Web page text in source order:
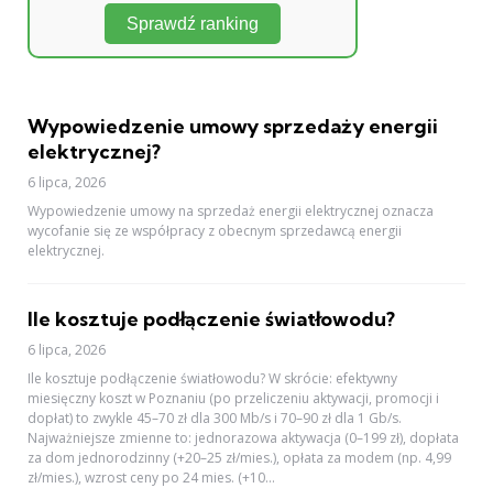
Sprawdź ranking
Wypowiedzenie umowy sprzedaży energii
elektrycznej?
6 lipca, 2026
Wypowiedzenie umowy na sprzedaż energii elektrycznej oznacza
wycofanie się ze współpracy z obecnym sprzedawcą energii
elektrycznej.
Ile kosztuje podłączenie światłowodu?
6 lipca, 2026
Ile kosztuje podłączenie światłowodu? W skrócie: efektywny
miesięczny koszt w Poznaniu (po przeliczeniu aktywacji, promocji i
dopłat) to zwykle 45–70 zł dla 300 Mb/s i 70–90 zł dla 1 Gb/s.
Najważniejsze zmienne to: jednorazowa aktywacja (0–199 zł), dopłata
za dom jednorodzinny (+20–25 zł/mies.), opłata za modem (np. 4,99
zł/mies.), wzrost ceny po 24 mies. (+10...